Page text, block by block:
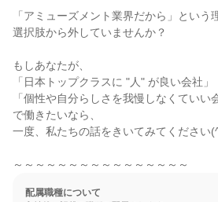
「アミューズメント業界だから」という
選択肢から外していませんか？
もしあなたが、
「日本トップクラスに "人" が良い会社」
「個性や自分らしさを我慢しなくていい
で働きたいなら、
一度、私たちの話をきいてみてください
～～～～～～～～～～～～～～～～
配属職種について